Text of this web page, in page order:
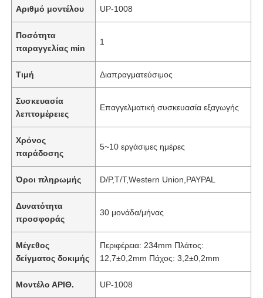
Αριθμό μοντέλου UP-1008
Ποσότητα
παραγγελίας min
1
Τιμή Διαπραγματεύσιμος
Συσκευασία
λεπτομέρειες
Επαγγελματική συσκευασία εξαγωγής
Χρόνος
παράδοσης
5~10 εργάσιμες ημέρες
Όροι πληρωμής D/P,T/T,Western Union,PAYPAL
Δυνατότητα
προσφοράς
30 μονάδα/μήνας
Μέγεθος
δείγματος δοκιμής
Περιφέρεια: 234mm Πλάτος:
12,7±0,2mm Πάχος: 3,2±0,2mm
Μοντέλο ΑΡΙΘ. UP-1008